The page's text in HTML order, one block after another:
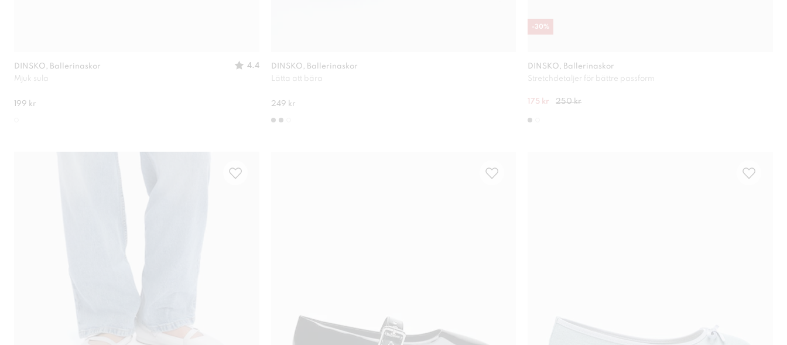
DINSKO, Ballerinaskor
4.4
Mjuk sula
199 kr
DINSKO, Ballerinaskor
Lätta att bära
249 kr
DINSKO, Ballerinaskor
Stretchdetaljer för bättre passform
175 kr 250 kr
-30%